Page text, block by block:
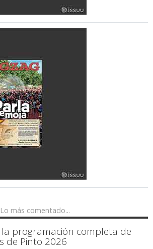
Lo más comentado...
programación completa de
de Pinto 2026